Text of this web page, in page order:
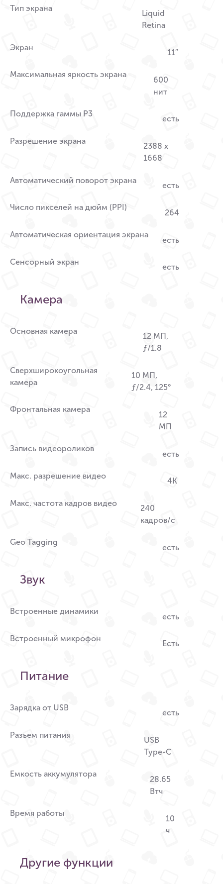
Тип экрана
Liquid
Retina
Экран
11″
Максимальная яркость экрана
600
нит
Поддержка гаммы P3
есть
Разрешение экрана
2388 x
1668
Автоматический поворот экрана
есть
Число пикселей на дюйм (PPI)
264
Автоматическая ориентация экрана
есть
Сенсорный экран
есть
Камера
Основная камера
12 МП,
ƒ/1.8
Сверхширокоугольная
камера
10 МП,
ƒ/2.4, 125°
Фронтальная камера
12
МП
Запись видеороликов
есть
Макс. разрешение видео
4K
Макс. частота кадров видео
240
кадров/с
Geo Tagging
есть
Звук
Встроенные динамики
есть
Встроенный микрофон
Есть
Питание
Зарядка от USB
есть
Разъем питания
USB
Type-C
Емкость аккумулятора
28.65
Втч
Время работы
10
ч
Другие функции